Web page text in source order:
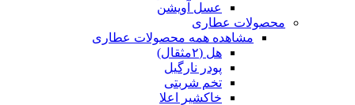
عسل آویشن
محصولات عطاری
مشاهده همه محصولات عطاری
هل (۲مثقال)
پودر نارگیل
تخم شربتی
خاکشیر اعلا